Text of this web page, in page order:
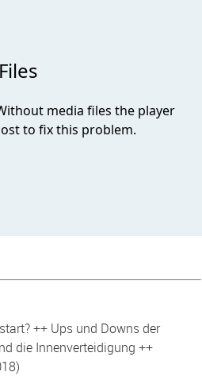
++ Ups und Downs der
die Innenverteidigung ++